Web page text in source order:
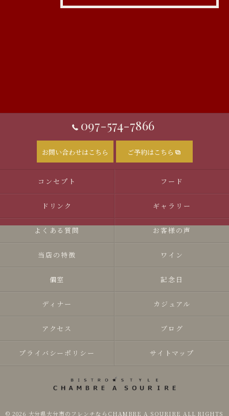
097-574-7866
お問い合わせはこちら ご予約はこちら
コンセプト フード
ドリンク ギャラリー
よくある質問 お客様の声
当店の特徴 ワイン
個室 記念日
ディナー カジュアル
アクセス ブログ
プライバシーポリシー サイトマップ
© 2026 大分県大分市のフレンチならCHAMBRE A SOURIRE ALL RIGHTS